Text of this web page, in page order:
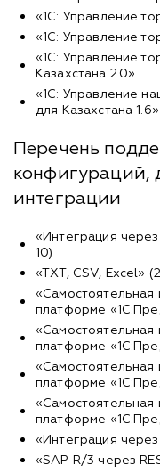
«1С: Управление
«1С: Управление
«1С: Управление
Казахстана 2.0»
«1С: Управление
для Казахстана 1.6»
Перечень
конфигураций,
интеграции
«Интеграция
10)
«TXT, CSV, Excel»
«Самостоятельная
платформе
«Самостоятельная
платформе
«Самостоятельная
платформе
«Самостоятельная
платформе
«Интеграция через
«SAP R/3 через